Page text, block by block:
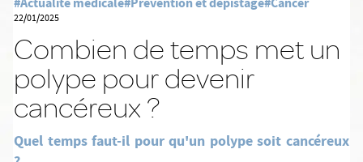
22/01/2025
Combien de temps met un
polype pour devenir
cancéreux ?
Quel temps faut-il pour qu'un polype soit cancéreux